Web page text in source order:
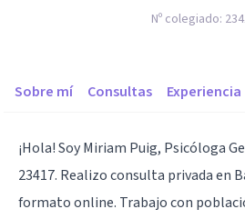
Nº colegiado:
Sobre mí Consultas Experiencia
¡Hola! Soy Miriam Puig, Psicóloga
23417. Realizo consulta privada en
formato online. Trabajo con